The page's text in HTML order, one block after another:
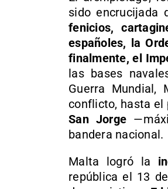
sido encrucijada
fenicios,
españoles, la
finalmente, el
las bases
Guerra Mundial,
conflicto, hasta el
San Jorge
bandera nacional.
Malta logró la
república el 13